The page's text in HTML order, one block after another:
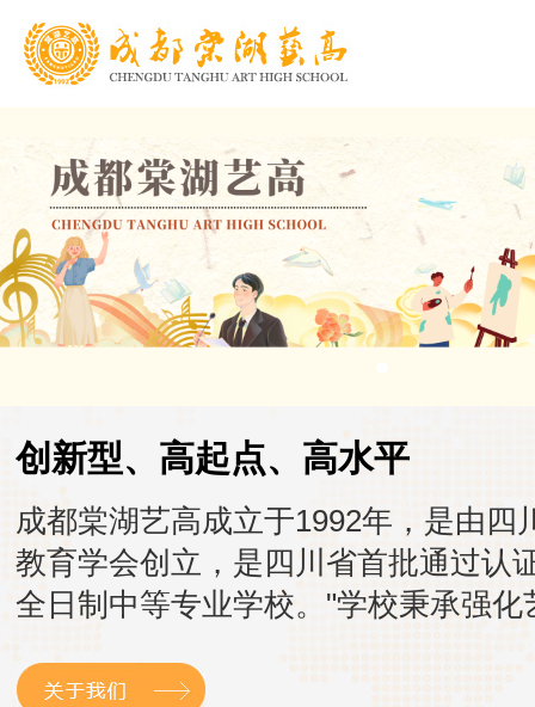
创新型、高起点、高水平
成都棠湖艺高成立于1992年，是由四
教育学会创立，是四川省首批通过认
全日制中等专业学校。"学校秉承强化
淀，现已成为一所拥有高水平专业教